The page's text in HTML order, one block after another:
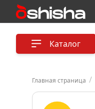
Каталог
Главная страница /